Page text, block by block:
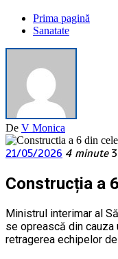
Prima pagină
Sanatate
De V Monica
21/05/2026 4 minute
Construcția a
Ministrul interimar al
se oprească din
retragerea echipelor